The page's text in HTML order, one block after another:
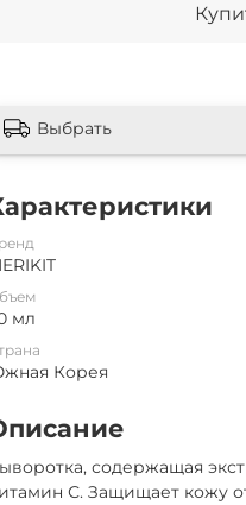
Выбрать
мл
Корея
содержащая
С. Защищает кожу